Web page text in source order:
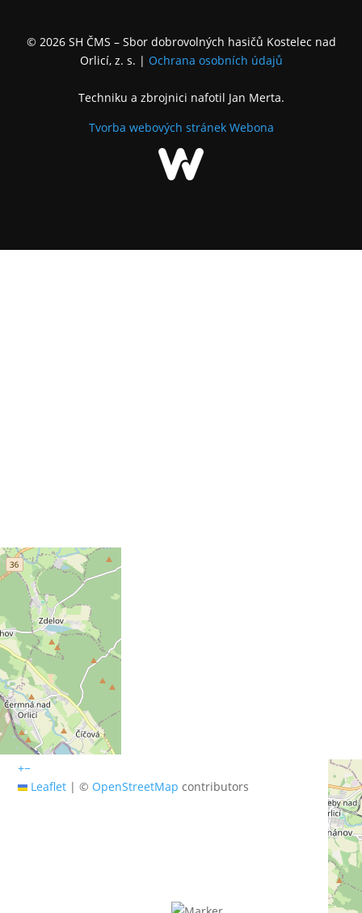
+−
Leaflet | © OpenStreetMap contributors
© 2026 SH ČMS – Sbor dobrovolných hasičů Kostelec nad
Orlicí, z. s. | Ochrana osobních údajů
Techniku a zbrojnici nafotil Jan Merta.
Tvorba webových stránek Webona